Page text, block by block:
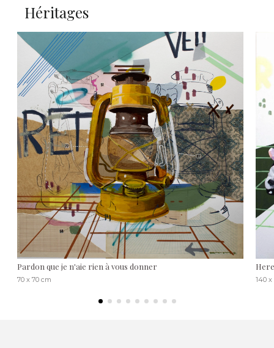
Héritages
Pardon que je n'aie rien à vous donner
70 x 70 cm 140